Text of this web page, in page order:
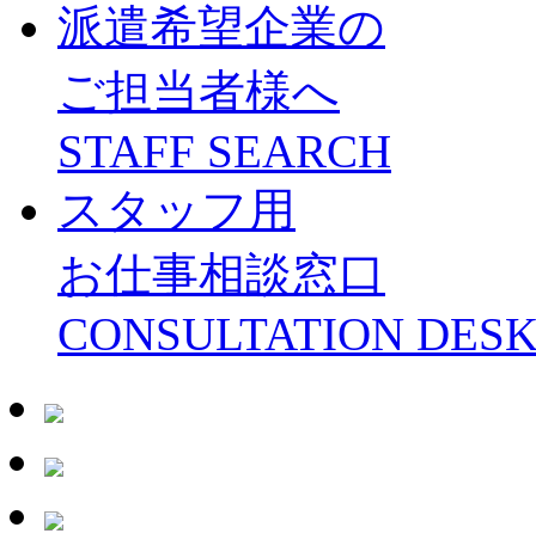
派遣希望企業の
ご担当者様へ
STAFF SEARCH
スタッフ用
お仕事相談窓口
CONSULTATION